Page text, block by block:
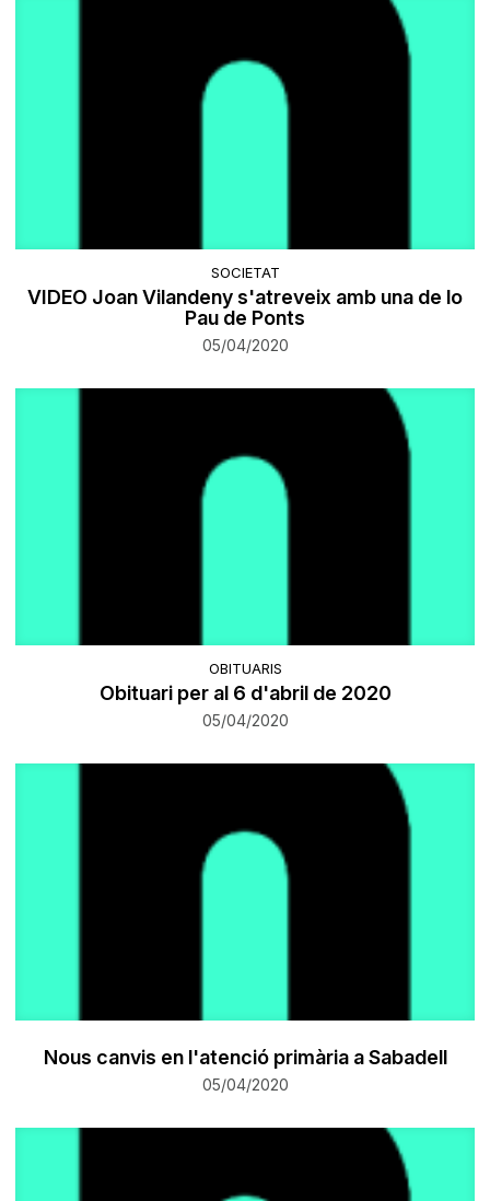
SOCIETAT
VIDEO Joan Vilandeny s'atreveix amb una de lo
Pau de Ponts
05/04/2020
OBITUARIS
Obituari per al 6 d'abril de 2020
05/04/2020
Nous canvis en l'atenció primària a Sabadell
05/04/2020